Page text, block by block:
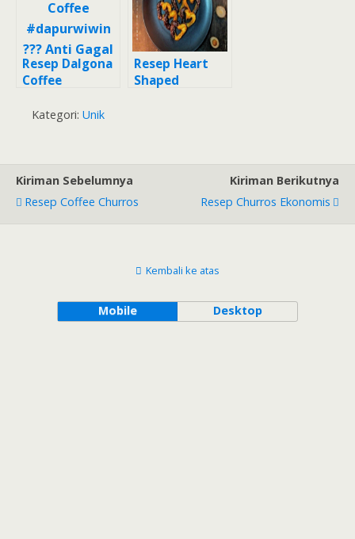
Resep Dalgona
Coffee
??‍? Anti Gagal
Resep Heart
Shaped
Kategori: Unik
Kiriman Sebelumnya
Resep Coffee Churros
Kiriman Berikutnya
Resep Churros Ekonomis
Kembali ke atas
Mobile Desktop